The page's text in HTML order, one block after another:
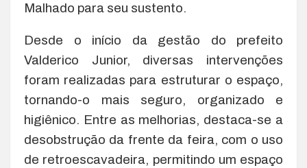
Malhado para seu sustento.
Desde o início da gestão do prefeito
Valderico Junior, diversas intervenções
foram realizadas para estruturar o espaço,
tornando-o mais seguro, organizado e
higiênico. Entre as melhorias, destaca-se a
desobstrução da frente da feira, com o uso
de retroescavadeira, permitindo um espaço